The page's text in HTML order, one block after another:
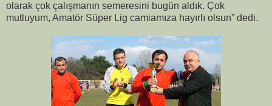
olarak çok çalışmanın semeresini bugün aldık. Çok
mutluyum, Amatör Süper Lig camiamıza hayırlı olsun” dedi.